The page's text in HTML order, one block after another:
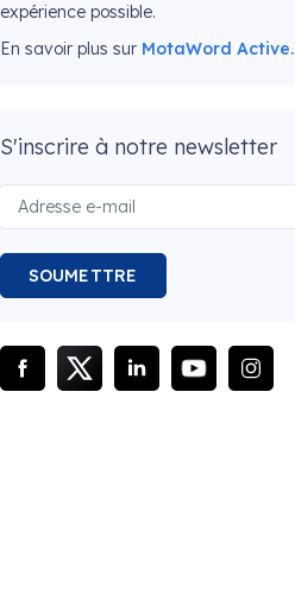
expérience possible.
En savoir plus sur MotaWord Active.
S'inscrire à notre newsletter
SOUMETTRE